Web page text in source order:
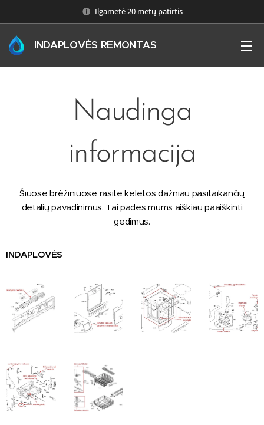
Ilgametė 20 metų patirtis
INDAPLOVĖS REMONTAS
Naudinga
informacija
Šiuose brėžiniuose rasite keletos dažniau pasitaikančių
detalių pavadinimus. Tai padės mums aiškiau paaiškinti
gedimus.
INDAPLOVĖS